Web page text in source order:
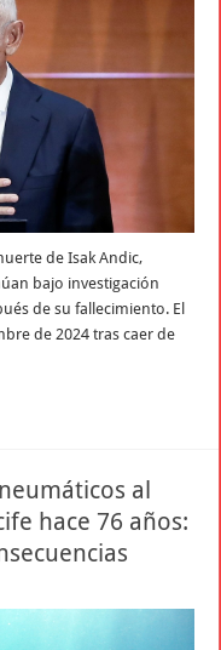
de Isak Andic,
bajo investigación
de su fallecimiento. El
de 2024 tras caer de
al
hace 76 años: